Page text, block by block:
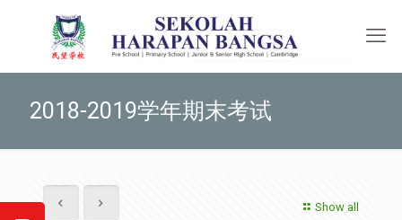
2018-2019学年期末考试
Show all